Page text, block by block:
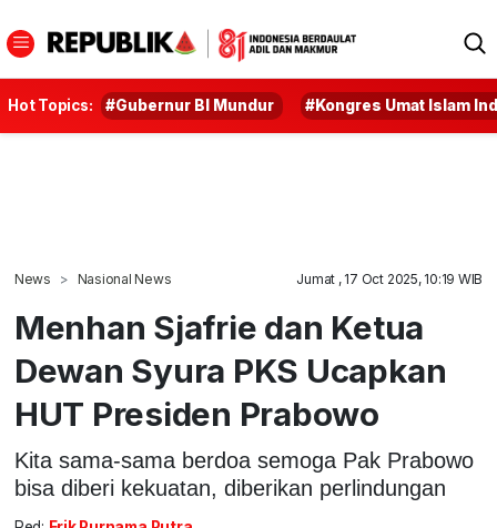
Hot Topics: #Gubernur BI Mundur #Kongres Umat Islam
News Nasional News Jumat , 17 Oct 2025, 10:19 WIB
Menhan Sjafrie dan Ketua
Dewan Syura PKS Ucapkan
HUT Presiden Prabowo
Kita sama-sama berdoa semoga Pak Prabowo
bisa diberi kekuatan, diberikan perlindungan